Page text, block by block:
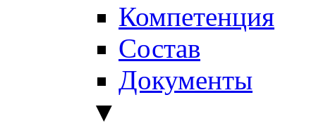
Компетенция
Состав
Документы
▼